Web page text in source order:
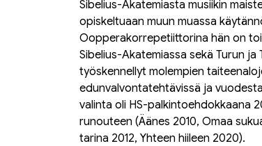
Sibelius-Akatemiasta musiikin
opiskeltuaan muun muassa
Oopperakorrepetiittorina hän on
Sibelius-Akatemiassa sekä Turun
työskennellyt molempien
edunvalvontatehtävissä ja
valinta oli HS-palkintoehdokkaana
runouteen (Äänes 2010, Omaa
tarina 2012, Yhteen hiileen 2020).